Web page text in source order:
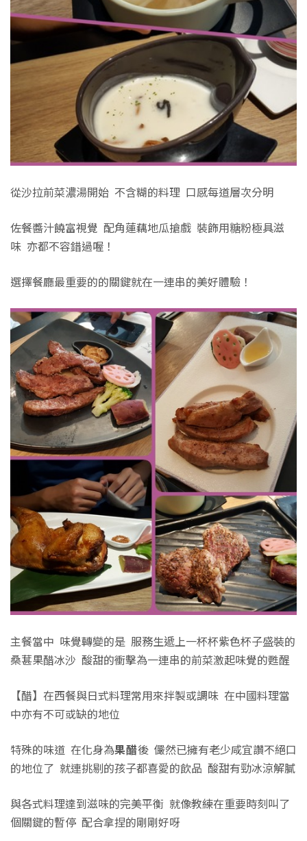
從沙拉前菜濃湯開始 不含糊的料理 口感每道層次分明
佐餐醬汁饒富視覺 配角蓮藕地瓜搶戲 裝飾用糖粉極具滋
味 亦都不容錯過喔！
選擇餐廳最重要的的關鍵就在一連串的美好體驗！
主餐當中 味覺轉變的是 服務生遞上一杯杯紫色杯子盛裝的
桑葚果醋冰沙 酸甜的衝擊為一連串的前菜激起味覺的甦醒
【醋】在西餐與日式料理常用來拌製或調味 在中國料理當
中亦有不可或缺的地位
特殊的味道 在化身為果醋後 儼然已擁有老少咸宜讚不絕口
的地位了 就連挑剔的孩子都喜愛的飲品 酸甜有勁冰涼解膩
與各式料理達到滋味的完美平衡 就像教練在重要時刻叫了
個關鍵的暫停 配合拿捏的剛剛好呀